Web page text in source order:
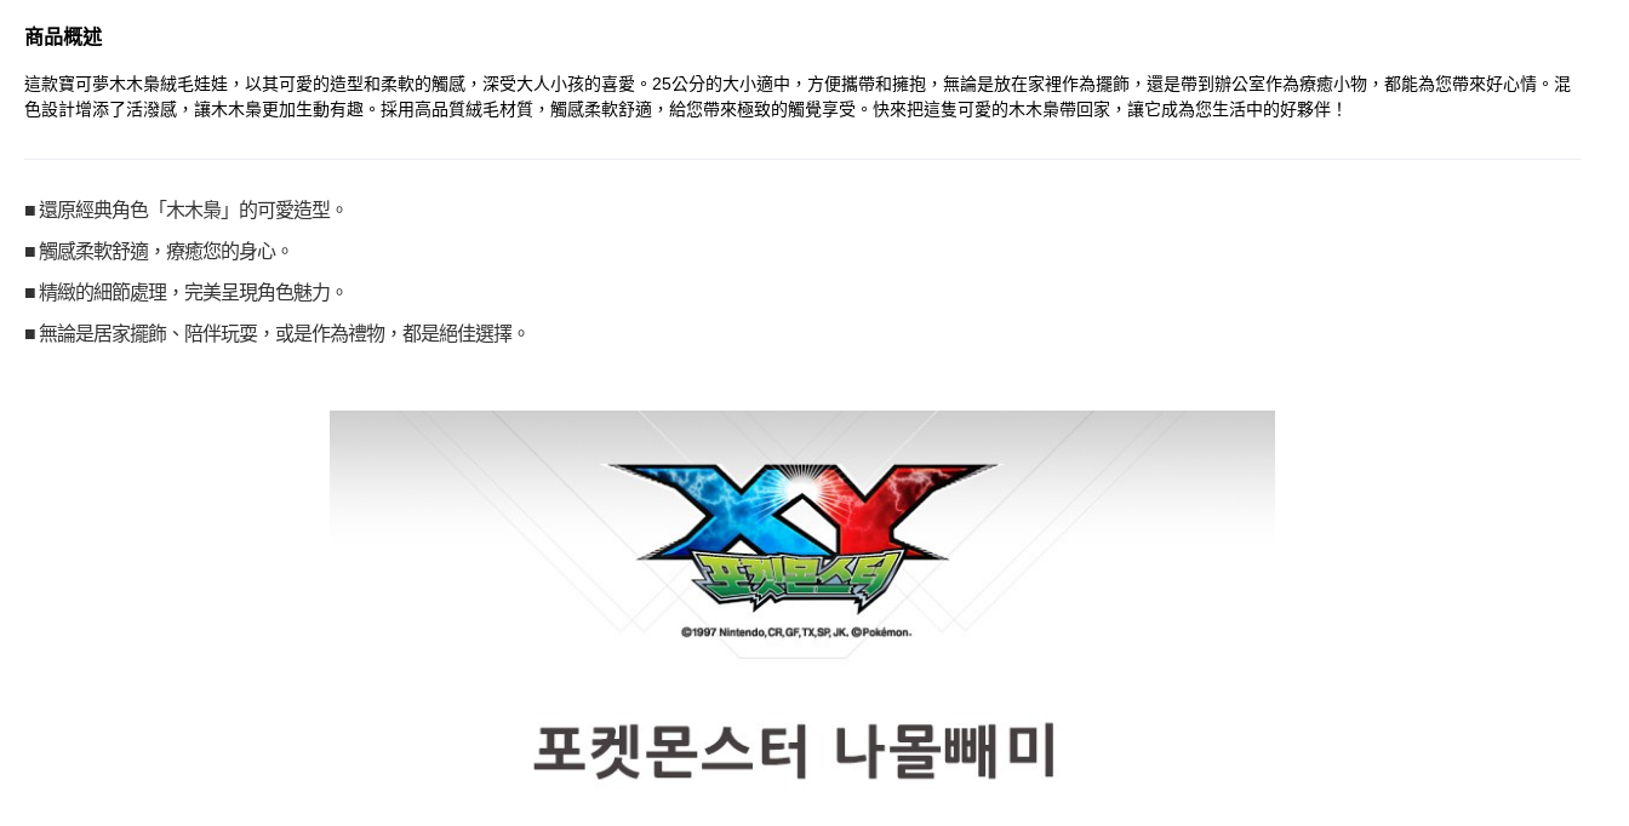
商品概述
這款寶可夢木木梟絨毛娃娃，以其可愛的造型和柔軟的觸感，深受大人小孩的喜愛。25公分的大小適中，方便攜帶和擁抱，無論是放在家裡作為擺飾，還是帶到辦公室作為療癒小物，都能為您帶來好心情。混
色設計增添了活潑感，讓木木梟更加生動有趣。採用高品質絨毛材質，觸感柔軟舒適，給您帶來極致的觸覺享受。快來把這隻可愛的木木梟帶回家，讓它成為您生活中的好夥伴！
■ 還原經典角色「木木梟」的可愛造型。
■ 觸感柔軟舒適，療癒您的身心。
■ 精緻的細節處理，完美呈現角色魅力。
■ 無論是居家擺飾、陪伴玩耍，或是作為禮物，都是絕佳選擇。